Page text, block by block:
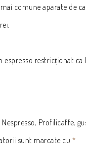
comune aparate de
restricționat ca
Profilicaffe,
sunt marcate cu *